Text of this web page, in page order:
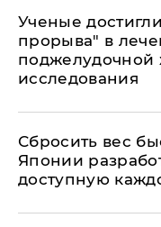
Ученые
прорыва" в
поджелудочной
исследования
Сбросить вес
Японии
доступную